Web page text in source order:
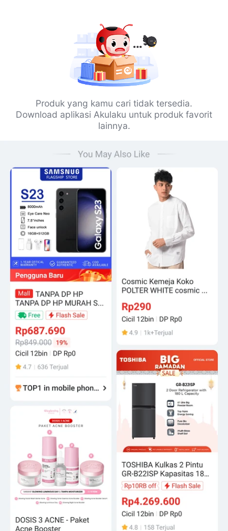
Produk yang kamu cari tidak tersedia.
Download aplikasi Akulaku untuk produk favorit
lainnya.